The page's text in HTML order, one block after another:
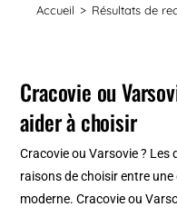
Accueil > Résultats de
Cracovie ou
aider à choisir
Cracovie ou Varsovie ? Les
raisons de choisir entre
moderne. Cracovie ou